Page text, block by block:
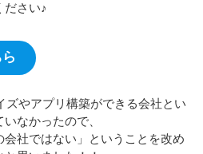
ださい♪
ズやアプリ構築ができる会社とい
なかったので、
会社ではない」ということを改め